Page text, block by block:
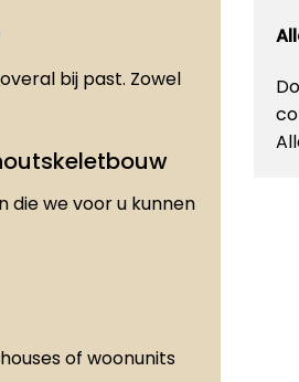
bij past. Zowel
die we voor u kunnen
of woonunits